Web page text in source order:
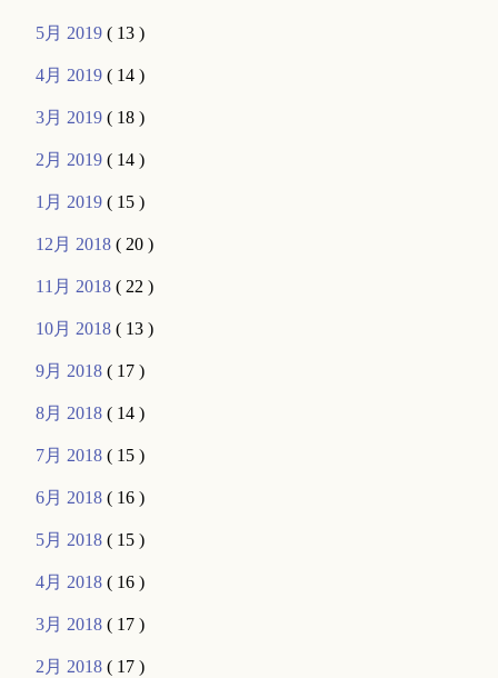
5月 2019( 13 )
4月 2019( 14 )
3月 2019( 18 )
2月 2019( 14 )
1月 2019( 15 )
12月 2018( 20 )
11月 2018( 22 )
10月 2018( 13 )
9月 2018( 17 )
8月 2018( 14 )
7月 2018( 15 )
6月 2018( 16 )
5月 2018( 15 )
4月 2018( 16 )
3月 2018( 17 )
2月 2018( 17 )